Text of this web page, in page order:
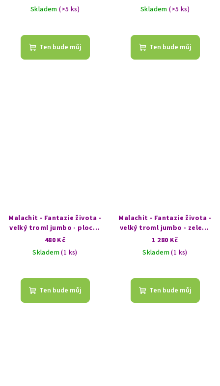
Skladem(>5 ks)
Ten bude můj
Skladem(>5 ks)
Ten bude můj
Malachit - Fantazie života -
velký troml jumbo - plochý
trojúhelníkový
480 Kč
Skladem(1 ks)
Ten bude můj
Malachit - Fantazie života -
velký troml jumbo - zelená
krajina
1 280 Kč
Skladem(1 ks)
Ten bude můj